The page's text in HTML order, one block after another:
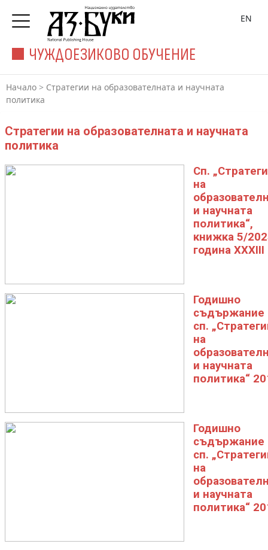
ЧУЖДОЕЗИКОВО ОБУЧЕНИЕ
EN
Начало > Стратегии на образователната и научната
политика
Стратегии на образователната и научната
политика
Сп.
на
и научната
политика“,
книжка 5/
година XXXIII
Годишно
съдържание
сп.
на
и научната
политика“
Годишно
съдържание
сп.
на
и научната
политика“